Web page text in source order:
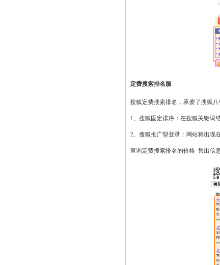
定费搜索排名服
搜狐定费搜索排名，承袭了搜狐
1、搜狐固定排序：在搜狐关键词
2、搜狐推广型登录：网站将出现
查询定费搜索排名的价格 售出信